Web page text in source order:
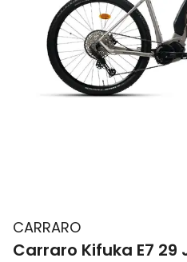
CARRARO
Carraro Kifuka E7 29